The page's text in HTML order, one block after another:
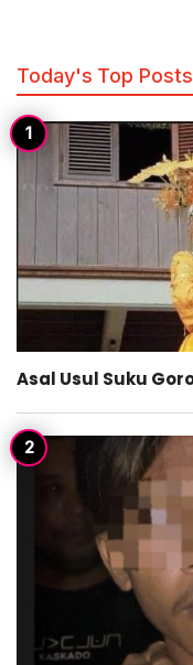
Today's Top Posts
Asal Usul Suku